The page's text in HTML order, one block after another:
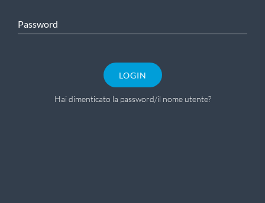
Password
LOGIN
Hai dimenticato la password/il nome utente?